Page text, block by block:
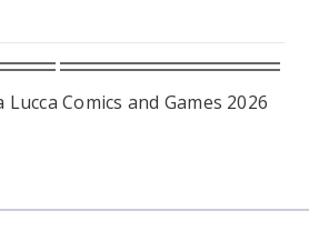
Comics and Games 2026